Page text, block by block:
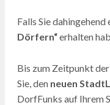
Falls Sie
Dörfern“erhalten
Bis zum Zeitpunkt
Sie, den neuen
DorfFunks auf Ihrem